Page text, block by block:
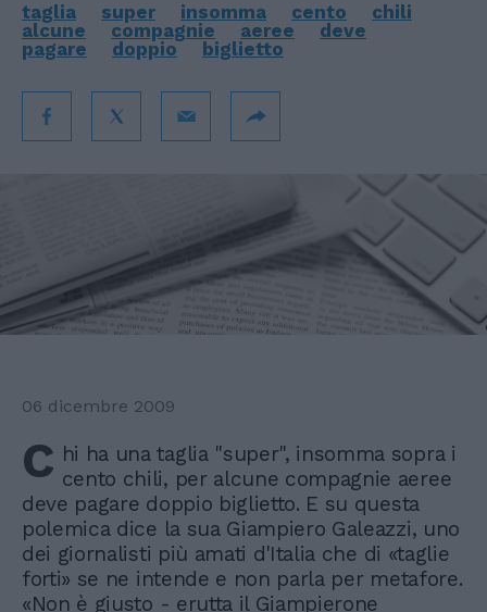
taglia super insomma cento
chili
alcune
compagnie aeree
deve
pagare
doppio biglietto
06 dicembre 2009
C hi ha una taglia "super", insomma sopra i
cento chili, per alcune compagnie aeree
deve pagare doppio biglietto. E su questa
polemica dice la sua Giampiero Galeazzi, uno
dei giornalisti più amati d'Italia che di «taglie
forti» se ne intende e non parla per metafore.
«Non è giusto - erutta il Giampierone